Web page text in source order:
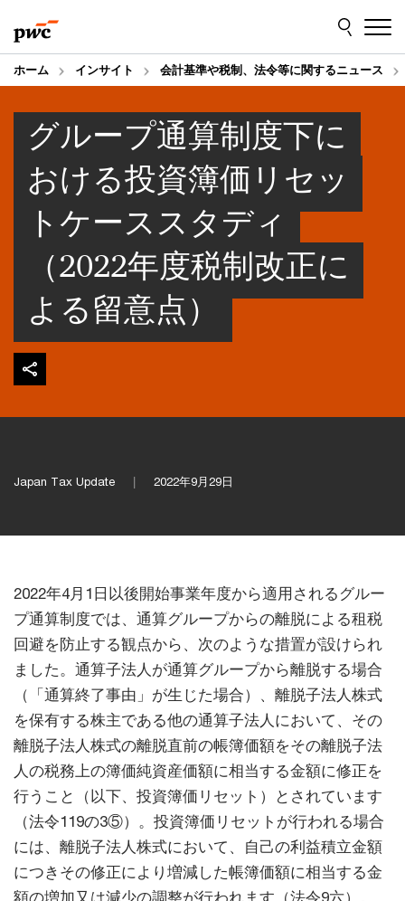
to
content
to
footer
ホーム インサイト 会計基準や税制、法令等に関するニュース
グループ通算制度下に
おける投資簿価リセッ
トケーススタディ
（2022年度税制改正に
よる留意点）
Japan Tax Update 2022年9月29日
2022年4月1日以後開始事業年度から適用されるグルー
プ通算制度では、通算グループからの離脱による租税
回避を防止する観点から、次のような措置が設けられ
ました。通算子法人が通算グループから離脱する場合
（「通算終了事由」が生じた場合）、離脱子法人株式
を保有する株主である他の通算子法人において、その
離脱子法人株式の離脱直前の帳簿価額をその離脱子法
人の税務上の簿価純資産価額に相当する金額に修正を
行うこと（以下、投資簿価リセット）とされています
（法令119の3⑤）。投資簿価リセットが行われる場合
には、離脱子法人株式において、自己の利益積立金額
につきその修正により増減した帳簿価額に相当する金